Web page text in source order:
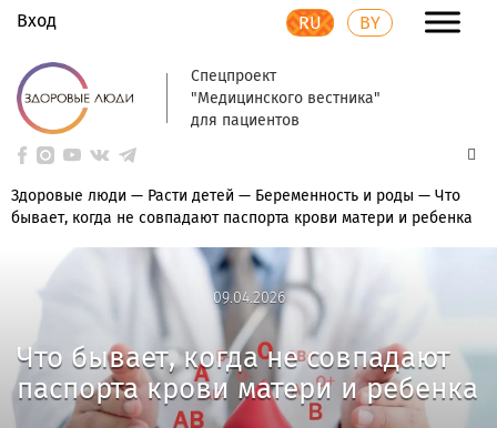
Вход RU BY
Спецпроект
"Медицинского вестника"
для пациентов
Здоровые люди — Расти детей — Беременность и роды — Что
бывает, когда не совпадают паспорта крови матери и ребенка
09.04.2026
09.04.2026
Что бывает, когда не совпадают
паспорта крови матери и ребенка